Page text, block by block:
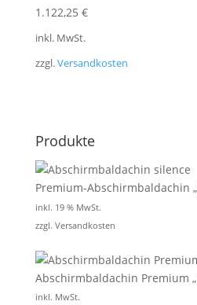
1.122,25 €
inkl. MwSt.
zzgl.Versandkosten
Produkte
Premium-Abschirmbaldachin
inkl. 19 % MwSt.
zzgl. Versandkosten
Abschirmbaldachin Premium
inkl. MwSt.